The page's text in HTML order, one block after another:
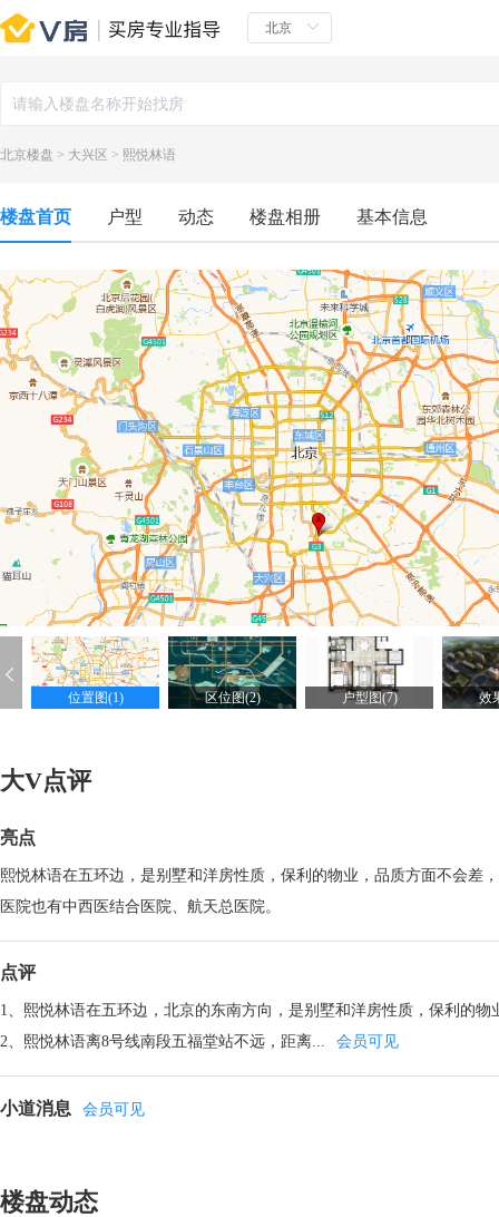
北京楼盘 > 大兴区 > 熙悦林语
楼盘首页 户型 动态 楼盘相册 基本信息
位置图(1) 区位图(2) 户型图(7) 效
大V点评
亮点
熙悦林语在五环边，是别墅和洋房性质，保利的物业，品质方面不会差
医院也有中西医结合医院、航天总医院。
点评
1、熙悦林语在五环边，北京的东南方向，是别墅和洋房性质，保利的
2、熙悦林语离8号线南段五福堂站不远，距离...
会员可见
小道消息 会员可见
楼盘动态